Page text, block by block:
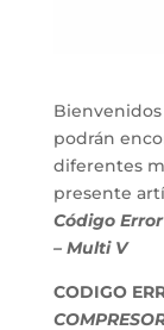
podrán
diferentes
presente
Código
– Multi V
CODIGO